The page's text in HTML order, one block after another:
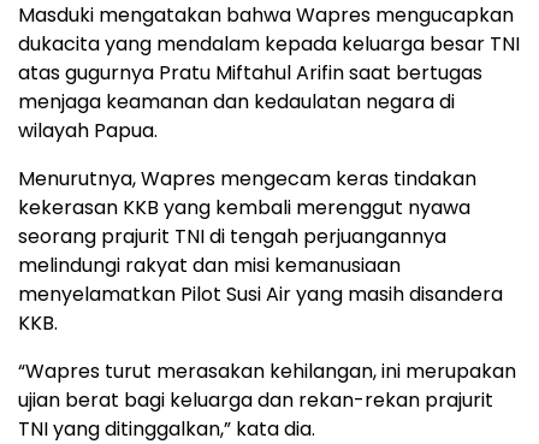
Masduki mengatakan bahwa Wapres mengucapkan
dukacita yang mendalam kepada keluarga besar TNI
atas gugurnya Pratu Miftahul Arifin saat bertugas
menjaga keamanan dan kedaulatan negara di
wilayah Papua.
Menurutnya, Wapres mengecam keras tindakan
kekerasan KKB yang kembali merenggut nyawa
seorang prajurit TNI di tengah perjuangannya
melindungi rakyat dan misi kemanusiaan
menyelamatkan Pilot Susi Air yang masih disandera
KKB.
“Wapres turut merasakan kehilangan, ini merupakan
ujian berat bagi keluarga dan rekan-rekan prajurit
TNI yang ditinggalkan,” kata dia.